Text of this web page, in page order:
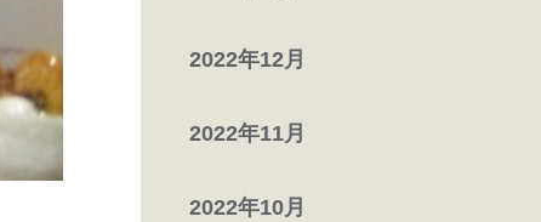
2022年12月
2022年11月
2022年10月